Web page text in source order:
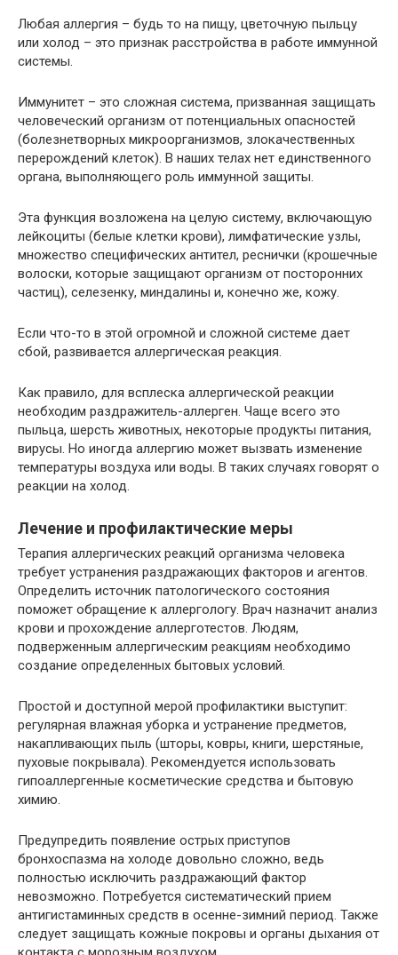
Любая аллергия – будь то на пищу, цветочную пыльцу
или холод – это признак расстройства в работе иммунной
системы.
Иммунитет – это сложная система, призванная защищать
человеческий организм от потенциальных опасностей
(болезнетворных микроорганизмов, злокачественных
перерождений клеток). В наших телах нет единственного
органа, выполняющего роль иммунной защиты.
Эта функция возложена на целую систему, включающую
лейкоциты (белые клетки крови), лимфатические узлы,
множество специфических антител, реснички (крошечные
волоски, которые защищают организм от посторонних
частиц), селезенку, миндалины и, конечно же, кожу.
Если что-то в этой огромной и сложной системе дает
сбой, развивается аллергическая реакция.
Как правило, для всплеска аллергической реакции
необходим раздражитель-аллерген. Чаще всего это
пыльца, шерсть животных, некоторые продукты питания,
вирусы. Но иногда аллергию может вызвать изменение
температуры воздуха или воды. В таких случаях говорят о
реакции на холод.
Лечение и профилактические меры
Терапия аллергических реакций организма человека
требует устранения раздражающих факторов и агентов.
Определить источник патологического состояния
поможет обращение к аллергологу. Врач назначит анализ
крови и прохождение аллерготестов. Людям,
подверженным аллергическим реакциям необходимо
создание определенных бытовых условий.
Простой и доступной мерой профилактики выступит:
регулярная влажная уборка и устранение предметов,
накапливающих пыль (шторы, ковры, книги, шерстяные,
пуховые покрывала). Рекомендуется использовать
гипоаллергенные косметические средства и бытовую
химию.
Предупредить появление острых приступов
бронхоспазма на холоде довольно сложно, ведь
полностью исключить раздражающий фактор
невозможно. Потребуется систематический прием
антигистаминных средств в осенне-зимний период. Также
следует защищать кожные покровы и органы дыхания от